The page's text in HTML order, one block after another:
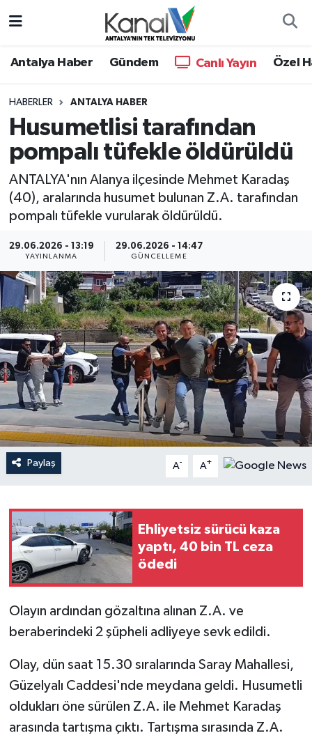
Antalya Haber Gündem Canlı Yayın Özel
HABERLER ANTALYA HABER
Husumetlisi tarafından
pompalı tüfekle öldürüldü
ANTALYA'nın Alanya ilçesinde Mehmet Karadaş
(40), aralarında husumet bulunan Z.A. tarafından
pompalı tüfekle vurularak öldürüldü.
29.06.2026 - 13:19
YAYINLANMA
29.06.2026 - 14:47
GÜNCELLEME
Paylaş A- A+
Ehliyetsiz sürücü kaza
yaptı, 40 bin TL ceza
ödedi
Olayın ardından gözaltına alınan Z.A. ve
beraberindeki 2 şüpheli adliyeye sevk edildi.
Olay, dün saat 15.30 sıralarında Saray Mahallesi,
Güzelyalı Caddesi'nde meydana geldi. Husumetli
oldukları öne sürülen Z.A. ile Mehmet Karadaş
arasında tartışma çıktı. Tartışma sırasında Z.A.
Antalya Haber
Dünya
Eğitim
Ekonomi
Haber Kuşakları
Haberler
KANALV Spor
Kültür Sanat
Magazin
Sağlık
Siyaset
Sosyal medya
Teknoloji
Televizyon
Turizm
Hava Durumu
Trafik Durumu
Süper Lig Puan Durumu ve Fikstür
Tüm Manşetler